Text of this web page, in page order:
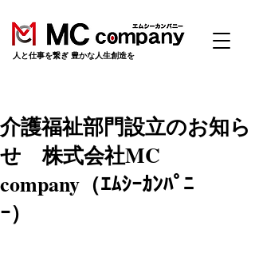
​人と仕事を繋ぎ 豊かな人生創造を
介護福祉部門設立のお知ら
せ 株式会社MC
company（ｴﾑｼｰｶﾝﾊﾟﾆ
ｰ）